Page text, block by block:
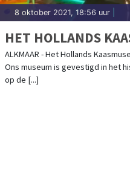
8 oktober 2021, 18:56 uur
HET HOLLANDS
ALKMAAR - Het Hollands
Ons museum is gevestigd in het
op de [...]